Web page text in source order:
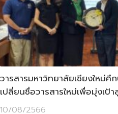
วารสารมหาวิทยาลัยเชียงใหม่ศึ
เปลี่ยนชื่อวารสารใหม่เพื่อมุ่งเป้
10/08/2566